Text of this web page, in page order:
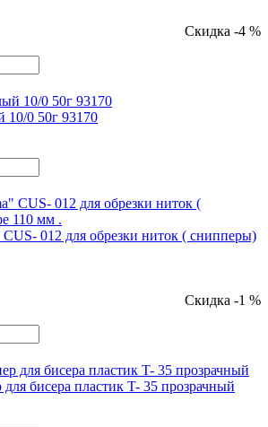
Скидка -4 %
10/0 50г 93170
012 для обрезки ниток ( снипперы)
Скидка -1 %
бисера пластик T- 35 прозрачный